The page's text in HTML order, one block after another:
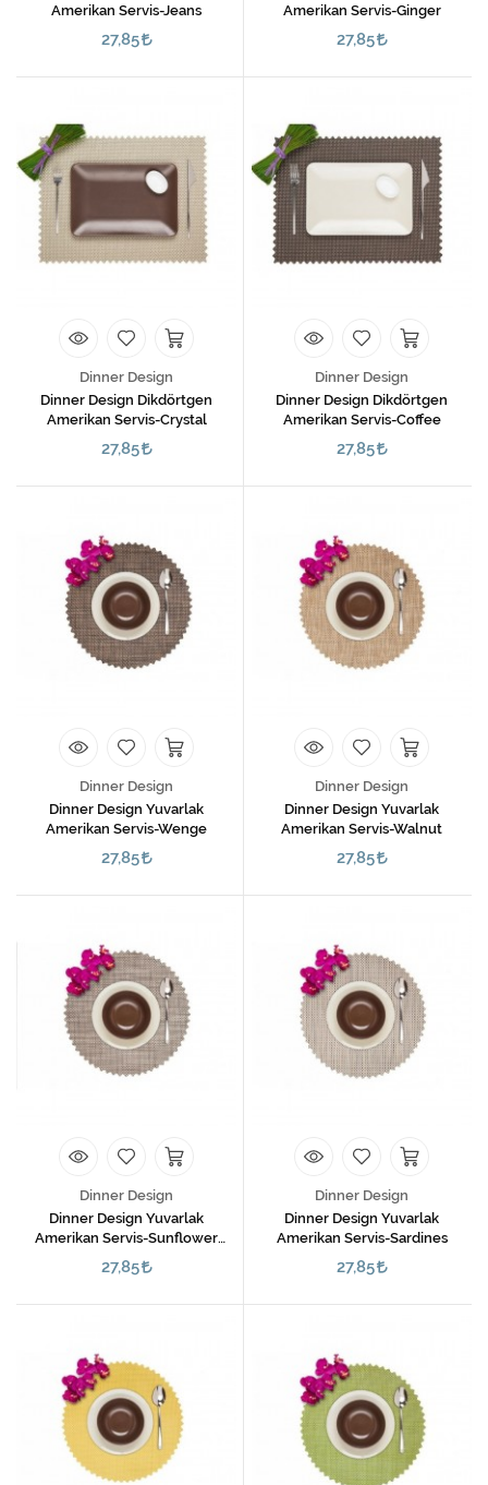
Amerikan Servis-Jeans
27,85
Amerikan Servis-Ginger
27,85
Dinner Design
Dinner Design Dikdörtgen
Amerikan Servis-Crystal
27,85
Dinner Design
Dinner Design Dikdörtgen
Amerikan Servis-Coffee
27,85
Dinner Design
Dinner Design Yuvarlak
Amerikan Servis-Wenge
27,85
Dinner Design
Dinner Design Yuvarlak
Amerikan Servis-Walnut
27,85
Dinner Design
Dinner Design Yuvarlak
Amerikan Servis-Sunflower
Seed
27,85
Dinner Design
Dinner Design Yuvarlak
Amerikan Servis-Sardines
27,85